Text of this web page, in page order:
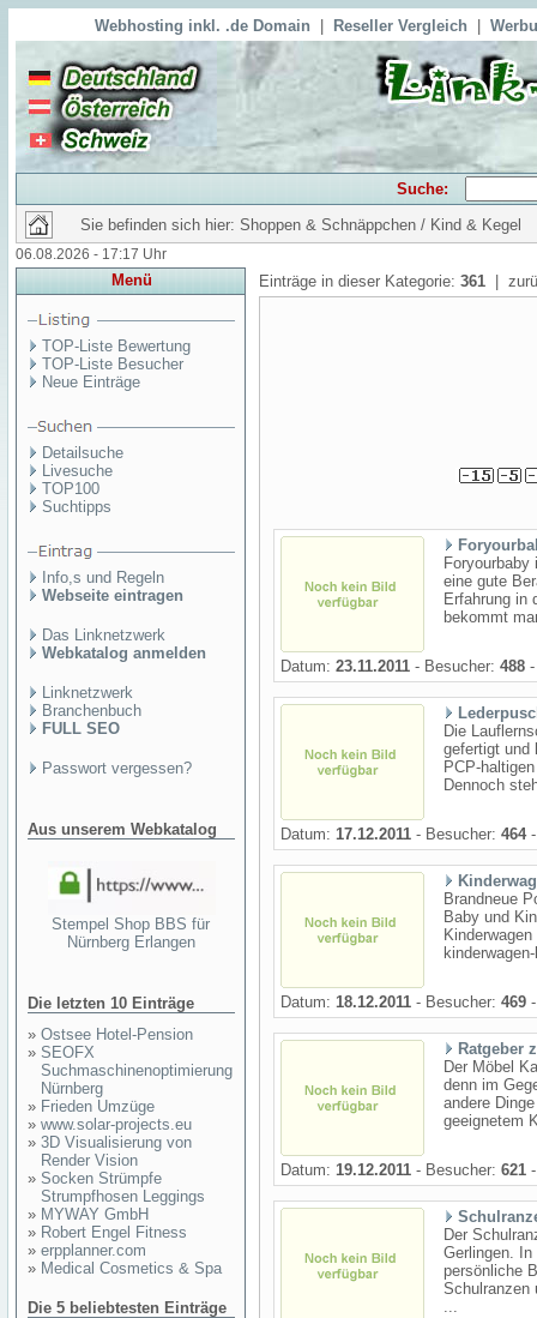
Webhosting inkl. .de Domain Reseller Vergleich
Suche:
Sie befinden sich hier: Shoppen & Schnäppchen / Kind & Kegel
06.08.2026 - 17:17 Uhr
Menü
TOP-Liste Bewertung
TOP-Liste Besucher
Neue Einträge
Detailsuche
Livesuche
TOP100
Suchtipps
Info,s und Regeln
Webseite eintragen
Das Linknetzwerk
Webkatalog anmelden
Linknetzwerk
Branchenbuch
FULL SEO
Passwort vergessen?
Aus unserem Webkatalog
Stempel Shop BBS für
Nürnberg Erlangen
Die letzten 10 Einträge
» Ostsee Hotel-Pension
» SEOFX
Suchmaschinenoptimierung
Nürnberg
» Frieden Umzüge
» www.solar-projects.eu
» 3D Visualisierung von
Render Vision
» Socken Strümpfe
Strumpfhosen Leggings
» MYWAY GmbH
» Robert Engel Fitness
» erpplanner.com
» Medical Cosmetics & Spa
Die 5 beliebtesten Einträge
Einträge in dieser Kategorie: 361 |
eine gute
Erfahrung in
bekommt
Datum: 23.11.2011 - Besucher: 488
Die
gefertigt und
PCP-
Dennoch
Datum: 17.12.2011 - Besucher: 464-
Brandneue
Baby und
Datum: 18.12.2011 - Besucher: 469
Ratgeber
Der Möbel
denn im
andere
geeignetem
Datum: 19.12.2011 - Besucher: 621
Der
Gerlingen.
persönliche
Schulranzen
...